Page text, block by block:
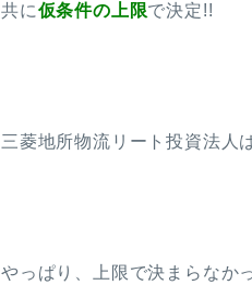
共に仮条件の上限で決定!!
三菱地所物流リート投資法人
やっぱり、上限で決まらなか